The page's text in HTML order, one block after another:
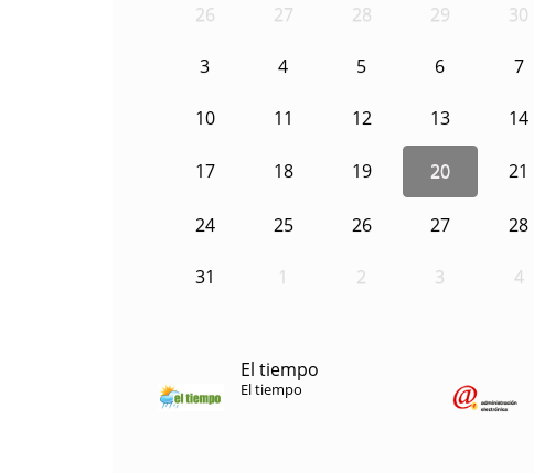
26 27 28 29 30
3 4 5 6 7
10 11 12 13 14
17 18 19 20 21
24 25 26 27 28
31 1 2 3 4
El tiempo
El tiempo